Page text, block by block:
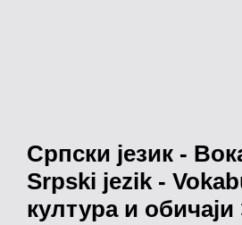
Српски језик -
Srpski jezik -
култура и обичаји